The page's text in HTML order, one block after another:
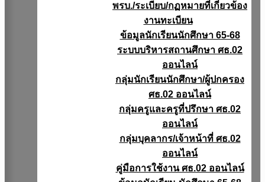
พรบ./ระเบียบ/กฏหมายที่เกี่ยวข้อง
งานทะเบียน
ข้อมูลนักเรียนนักศึกษา 65-68
ระบบบริหารสถานศึกษา ศธ.02
ออนไลน์
กลุ่มนักเรียนนักศึกษา/ผู้ปกครอง
ศธ.02 ออนไลน์
กลุ่มครูและครูที่ปรึกษา ศธ.02
ออนไลน์
กลุ่มบุคลากร/เจ้าหน้าที่ ศธ.02
ออนไลน์
คู่มือการใช้งาน ศธ.02 ออนไลน์